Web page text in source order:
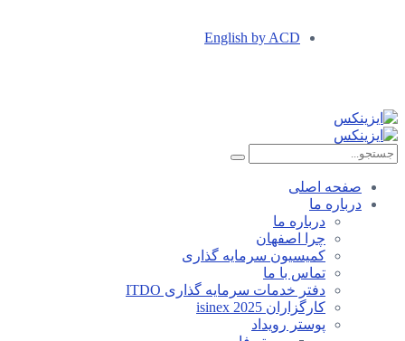
English by ACD
صفحه اصلی
درباره ما
درباره ما
چرا اصفهان
کمیسیون سرمایه گذاری
تماس با ما
دفتر خدمات سرمایه گذاری ITDO
کارگزاران isinex 2025
پوستر رویداد